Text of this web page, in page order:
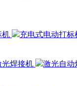
机 充电式电动打标
光焊接机 激光自动